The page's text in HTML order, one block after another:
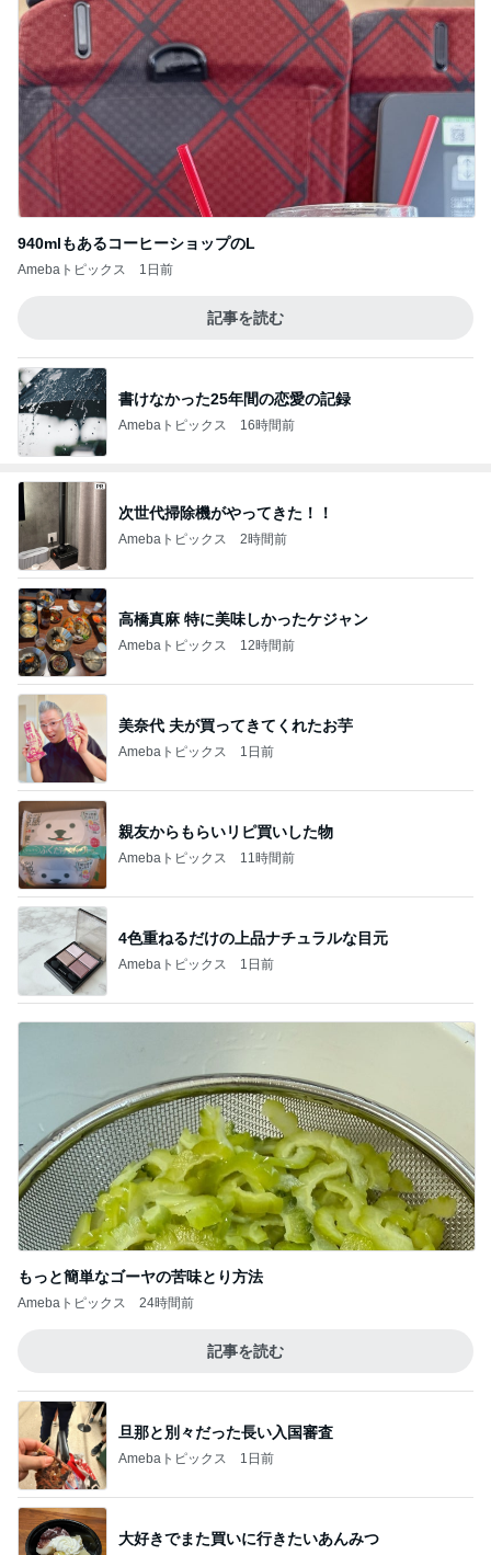
940mlもあるコーヒーショップのL
Amebaトピックス 1日前
記事を読む
書けなかった25年間の恋愛の記録
Amebaトピックス 16時間前
次世代掃除機がやってきた！！
Amebaトピックス 2時間前
高橋真麻 特に美味しかったケジャン
Amebaトピックス 12時間前
美奈代 夫が買ってきてくれたお芋
Amebaトピックス 1日前
親友からもらいリピ買いした物
Amebaトピックス 11時間前
4色重ねるだけの上品ナチュラルな目元
Amebaトピックス 1日前
もっと簡単なゴーヤの苦味とり方法
Amebaトピックス 24時間前
記事を読む
旦那と別々だった長い入国審査
Amebaトピックス 1日前
大好きでまた買いに行きたいあんみつ